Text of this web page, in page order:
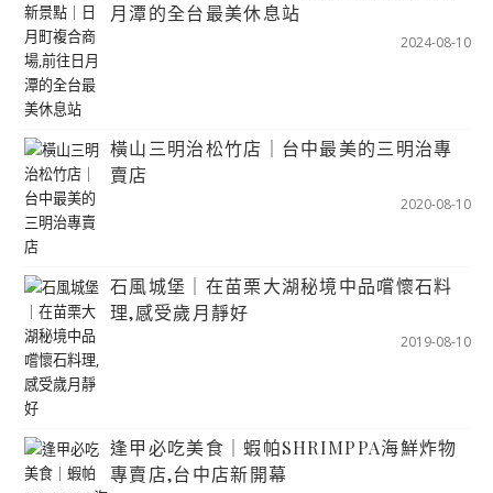
月潭的全台最美休息站
2024-08-10
橫山三明治松竹店｜台中最美的三明治專
賣店
2020-08-10
石風城堡｜在苗栗大湖秘境中品嚐懷石料
理,感受歲月靜好
2019-08-10
逢甲必吃美食｜蝦帕SHRIMPPA海鮮炸物
專賣店,台中店新開幕